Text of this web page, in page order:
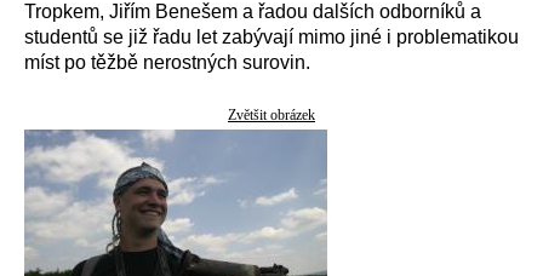
Tropkem, Jiřím Benešem a řadou dalších odborníků a
studentů se již řadu let zabývají mimo jiné i problematikou
míst po těžbě nerostných surovin.
Zvětšit obrázek